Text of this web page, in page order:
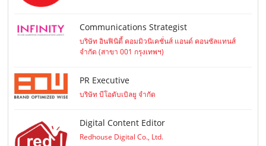
Communications Strategist
บริษัท อินฟินิตี้ คอมมิวนิเคชั่นส์ แอนด์ คอนซัลแทนส์
จำกัด (สาขา 001 กรุงเทพฯ)
PR Executive
บริษัท บีโอดับเบิลยู จำกัด
Digital Content Editor
Redhouse Digital Co., Ltd.